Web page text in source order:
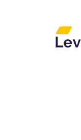
Agencia